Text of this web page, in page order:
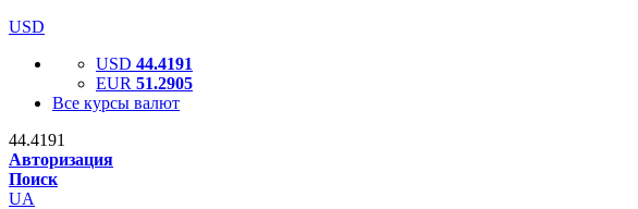
USD
USD 44.4191
EUR 51.2905
Все курсы валют
44.4191
Авторизация
Поиск
UA